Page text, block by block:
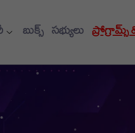
బుక్స్ సభ్యులు ప్రోగ్రామ్స్